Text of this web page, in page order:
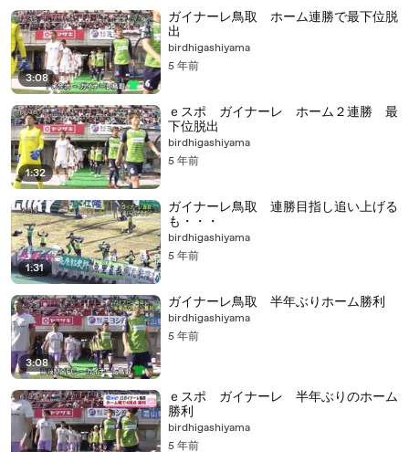
3:08
ガイナーレ鳥取 ホーム連勝で最下位脱
出
birdhigashiyama
5 年前
1:32
ｅスポ ガイナーレ ホーム２連勝 最
下位脱出
birdhigashiyama
5 年前
1:31
ガイナーレ鳥取 連勝目指し追い上げる
も・・・
birdhigashiyama
5 年前
3:08
ガイナーレ鳥取 半年ぶりホーム勝利
birdhigashiyama
5 年前
ｅスポ ガイナーレ 半年ぶりのホーム
勝利
birdhigashiyama
5 年前